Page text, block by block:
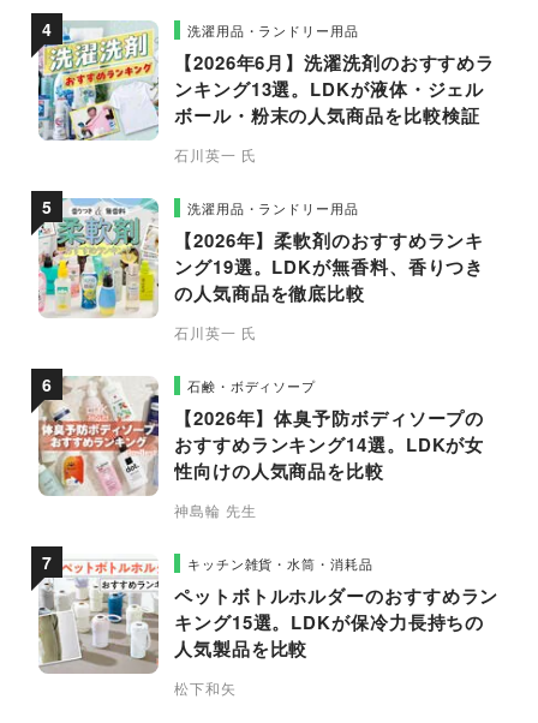
洗濯用品・ランドリー用品
【2026年6月】洗濯洗剤のおすすめラ
ンキング13選。LDKが液体・ジェル
ボール・粉末の人気商品を比較検証
石川英一 氏
洗濯用品・ランドリー用品
【2026年】柔軟剤のおすすめランキ
ング19選。LDKが無香料、香りつき
の人気商品を徹底比較
石川英一 氏
石鹸・ボディソープ
【2026年】体臭予防ボディソープの
おすすめランキング14選。LDKが女
性向けの人気商品を比較
神島輪 先生
キッチン雑貨・水筒・消耗品
ペットボトルホルダーのおすすめラン
キング15選。LDKが保冷力長持ちの
人気製品を比較
松下和矢